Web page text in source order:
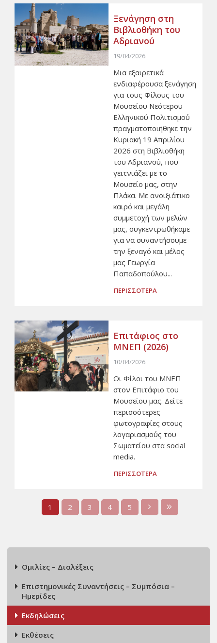
Ξενάγηση στη
Βιβλιοθήκη του
Αδριανού
19/04/2026
Μια εξαιρετικά
ενδιαφέρουσα ξενάγηση
για τους Φίλους του
Μουσείου Νεότερου
Ελληνικού Πολιτισμού
πραγματοποιήθηκε την
Κυριακή 19 Απριλίου
2026 στη Βιβλιοθήκη
του Αδριανού, που
γειτνιάζει με το
Μουσείο μας, στην
Πλάκα. Με ανοιξιάτικο
καιρό και μεγάλη
συμμετοχή των μελών
μας, συγκεντρωθήκαμε
για να συναντήσουμε
την ξεναγό και μέλος
μας Γεωργία
Παπαδοπούλου...
ΠΕΡΙΣΣΟΤΕΡΑ
Επιτάφιος στο
ΜΝΕΠ (2026)
10/04/2026
Οι Φίλοι του ΜΝΕΠ
στον Επιτάφιο του
Μουσείου μας. Δείτε
περισσότερες
φωτογραφίες στους
λογαριασμούς του
Σωματείου στα social
media.
ΠΕΡΙΣΣΟΤΕΡΑ
1 2 3 4 5
Ομιλίες – Διαλέξεις
Επιστημονικές Συναντήσεις – Συμπόσια –
Ημερίδες
Εκδηλώσεις
Εκθέσεις